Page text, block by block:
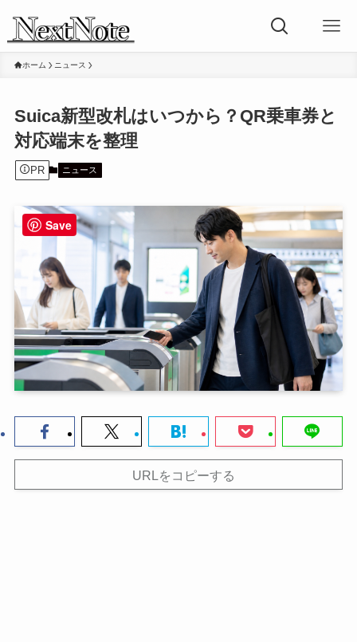
ホーム ニュース
Suica新型改札はいつから？QR乗車券と
対応端末を整理
PR ニュース
URLをコピーする
Save